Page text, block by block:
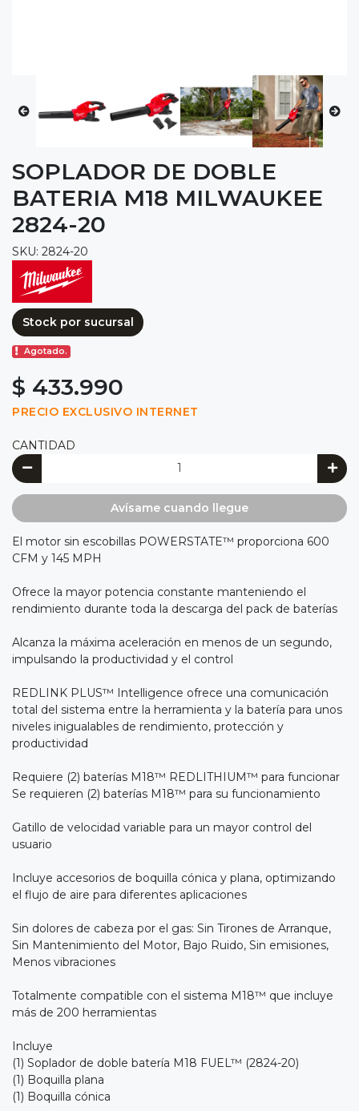
SOPLADOR DE DOBLE
BATERIA M18 MILWAUKEE
2824-20
SKU: 2824-20
Stock por sucursal
Agotado.
$ 433.990
PRECIO EXCLUSIVO INTERNET
CANTIDAD
Avísame cuando llegue
El motor sin escobillas POWERSTATE™ proporciona 600
CFM y 145 MPH
Ofrece la mayor potencia constante manteniendo el
rendimiento durante toda la descarga del pack de baterías
Alcanza la máxima aceleración en menos de un segundo,
impulsando la productividad y el control
REDLINK PLUS™ Intelligence ofrece una comunicación
total del sistema entre la herramienta y la batería para unos
niveles inigualables de rendimiento, protección y
productividad
Requiere (2) baterías M18™ REDLITHIUM™ para funcionar
Se requieren (2) baterías M18™ para su funcionamiento
Gatillo de velocidad variable para un mayor control del
usuario
Incluye accesorios de boquilla cónica y plana, optimizando
el flujo de aire para diferentes aplicaciones
Sin dolores de cabeza por el gas: Sin Tirones de Arranque,
Sin Mantenimiento del Motor, Bajo Ruido, Sin emisiones,
Menos vibraciones
Totalmente compatible con el sistema M18™ que incluye
más de 200 herramientas
Incluye
(1) Soplador de doble batería M18 FUEL™ (2824-20)
(1) Boquilla plana
(1) Boquilla cónica